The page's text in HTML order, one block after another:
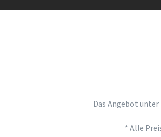
Das Angebot
* Alle